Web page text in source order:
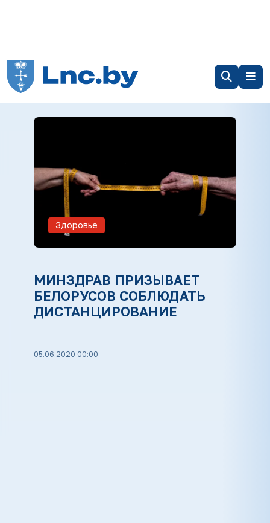
Здоровье
МИНЗДРАВ ПРИЗЫВАЕТ
БЕЛОРУСОВ СОБЛЮДАТЬ
ДИСТАНЦИРОВАНИЕ
05.06.2020 00:00